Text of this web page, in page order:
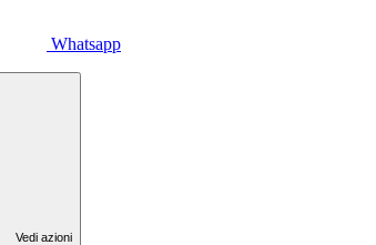
Whatsapp
Vedi azioni